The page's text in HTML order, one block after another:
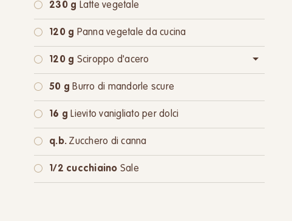
230 g Latte vegetale
120 g Panna vegetale da cucina
120 g Sciroppo d'acero
oppure:120 gZucchero di canna
50 g Burro di mandorle scure
16 g Lievito vanigliato per dolci
q.b. Zucchero di canna
1/2 cucchiaino Sale